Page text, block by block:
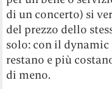
di un concerto) si
del prezzo dello
solo: con il
restano e più
di meno.